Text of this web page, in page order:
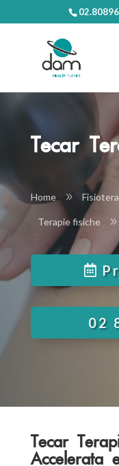
Tecar
Home 9
Terapie fisiche 9
02
Tecar
Accelerata